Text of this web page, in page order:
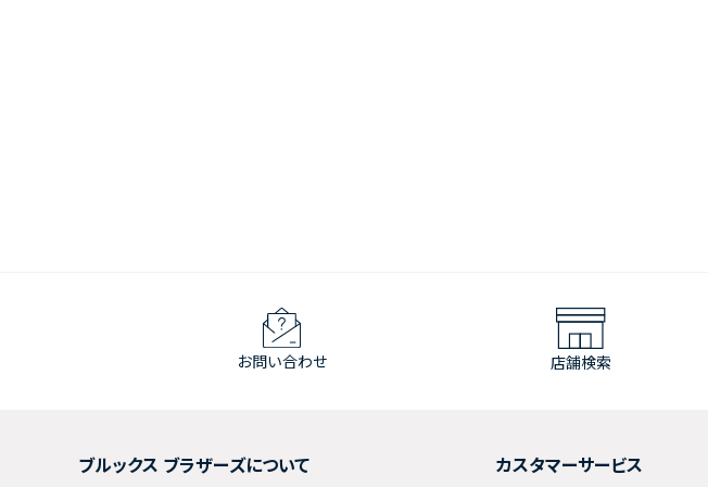
お問い合わせ 店舗検索
ブルックス ブラザーズについて カスタマーサービス